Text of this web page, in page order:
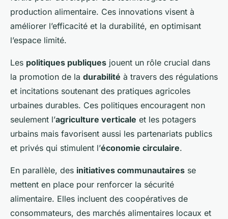
production alimentaire. Ces innovations visent à
améliorer l’efficacité et la durabilité, en optimisant
l’espace limité.
Les politiques publiques jouent un rôle crucial dans
la promotion de la durabilité à travers des régulations
et incitations soutenant des pratiques agricoles
urbaines durables. Ces politiques encouragent non
seulement l’agriculture verticale et les potagers
urbains mais favorisent aussi les partenariats publics
et privés qui stimulent l’économie circulaire.
En parallèle, des initiatives communautaires se
mettent en place pour renforcer la sécurité
alimentaire. Elles incluent des coopératives de
consommateurs, des marchés alimentaires locaux et